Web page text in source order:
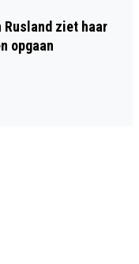
Rusland ziet haar
opgaan